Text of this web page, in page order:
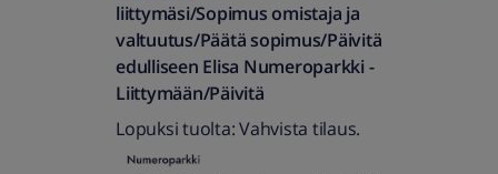
liittymäsi/Sopimus omistaja ja
valtuutus/Päätä sopimus/Päivitä
edulliseen Elisa Numeroparkki -
Liittymään/Päivitä
Lopuksi tuolta: Vahvista tilaus.